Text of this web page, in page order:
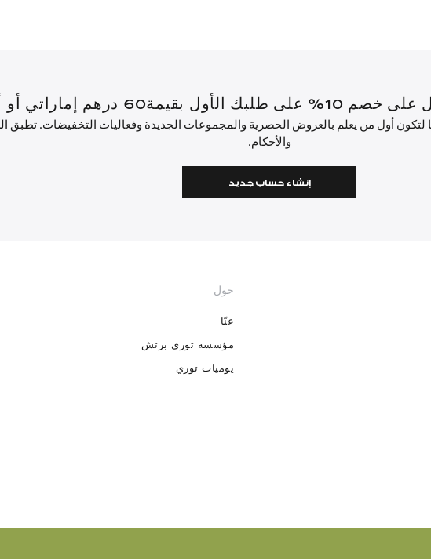
درهم إماراتي أو أكثر.
لتكون أول من يعلم بالعروض الحصرية والمجموعات الجديدة وفعاليات التخفيضات. تطبق
والأحكام.
إنشاء حساب جديد
حول
عنّا
مؤسسة توري برتش
يوميات توري